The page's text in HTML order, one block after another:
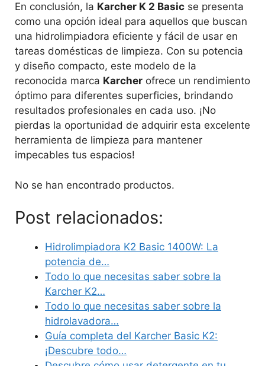
En conclusión, la Karcher K 2 Basic se presenta
como una opción ideal para aquellos que buscan
una hidrolimpiadora eficiente y fácil de usar en
tareas domésticas de limpieza. Con su potencia
y diseño compacto, este modelo de la
reconocida marca Karcher ofrece un rendimiento
óptimo para diferentes superficies, brindando
resultados profesionales en cada uso. ¡No
pierdas la oportunidad de adquirir esta excelente
herramienta de limpieza para mantener
impecables tus espacios!
No se han encontrado productos.
Post relacionados:
Hidrolimpiadora K2 Basic 1400W: La
potencia de…
Todo lo que necesitas saber sobre la
Karcher K2…
Todo lo que necesitas saber sobre la
hidrolavadora…
Guía completa del Karcher Basic K2:
¡Descubre todo…